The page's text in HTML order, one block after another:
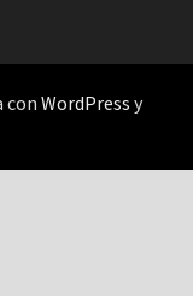
con WordPress y